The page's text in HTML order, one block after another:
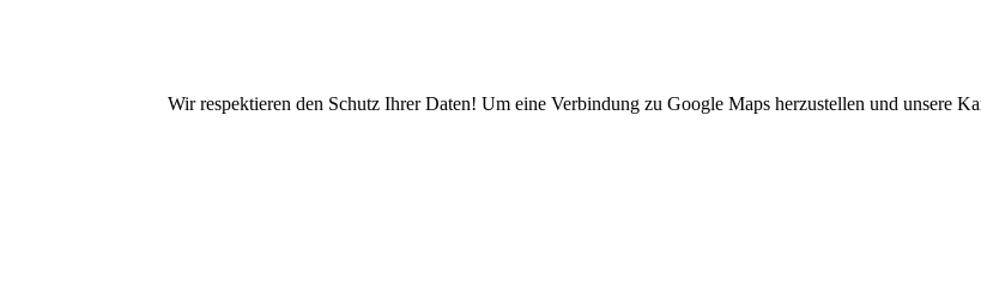
Wir respektieren den Schutz Ihrer Daten! Um eine Verbindung zu Google Maps herzustellen und unsere